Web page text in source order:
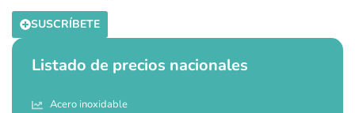
SUSCRÍBETE
Listado de precios nacionales
Acero inoxidable